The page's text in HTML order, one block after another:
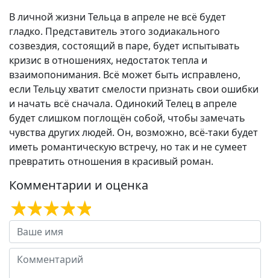
В личной жизни Тельца в апреле не всё будет
гладко. Представитель этого зодиакального
созвездия, состоящий в паре, будет испытывать
кризис в отношениях, недостаток тепла и
взаимопонимания. Всё может быть исправлено,
если Тельцу хватит смелости признать свои ошибки
и начать всё сначала. Одинокий Телец в апреле
будет слишком поглощён собой, чтобы замечать
чувства других людей. Он, возможно, всё-таки будет
иметь романтическую встречу, но так и не сумеет
превратить отношения в красивый роман.
Комментарии и оценка